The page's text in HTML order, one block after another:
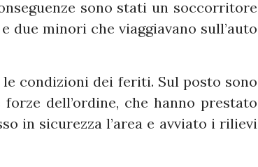
sono stati un soccorritore
due minori che viaggiavano sull’auto
condizioni dei feriti. Sul posto sono
dell’ordine, che hanno prestato
in sicurezza l’area e avviato i rilievi